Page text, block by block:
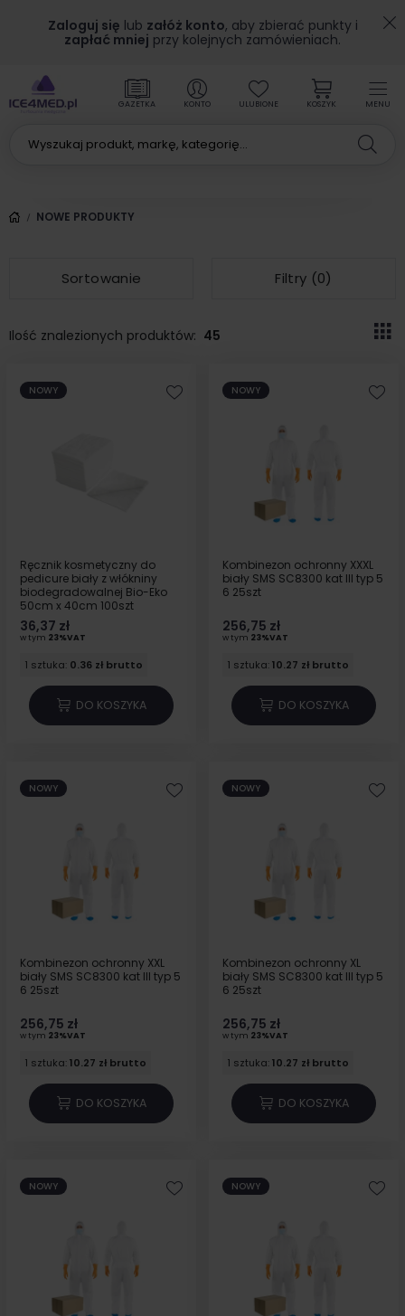
Zaloguj się lub załóż konto, aby zbierać punkty i
zapłać mniej przy kolejnych zamówieniach.
MENU
GAZETKA KONTO ULUBIONE KOSZYK
NOWE PRODUKTY
Sortowanie Filtry (0)
Ilość znalezionych produktów: 45
NOWY
Ręcznik kosmetyczny do
pedicure biały z włókniny
biodegradowalnej Bio-Eko
50cm x 40cm 100szt
36,37 zł
w tym 23%VAT
1 sztuka: 0.36 zł brutto
DO KOSZYKA
NOWY
Kombinezon ochronny XXXL
biały SMS SC8300 kat III typ 5
6 25szt
256,75 zł
w tym 23%VAT
1 sztuka:10.27 zł brutto
DO KOSZYKA
NOWY
Kombinezon ochronny XXL
biały SMS SC8300 kat III typ 5
6 25szt
256,75 zł
w tym 23%VAT
1 sztuka:10.27 zł brutto
DO KOSZYKA
NOWY
Kombinezon ochronny XL
biały SMS SC8300 kat III typ 5
6 25szt
256,75 zł
w tym 23%VAT
1 sztuka:10.27 zł brutto
DO KOSZYKA
NOWY NOWY